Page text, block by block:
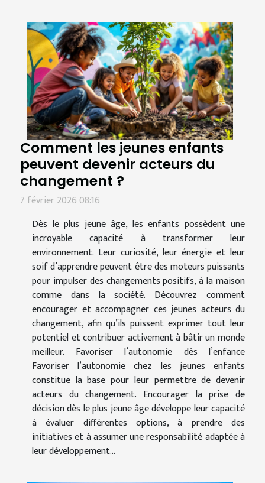
Comment les jeunes enfants
peuvent devenir acteurs du
changement ?
7 février 2026 08:16
Dès le plus jeune âge, les enfants possèdent une
incroyable capacité à transformer leur
environnement. Leur curiosité, leur énergie et leur
soif d’apprendre peuvent être des moteurs puissants
pour impulser des changements positifs, à la maison
comme dans la société. Découvrez comment
encourager et accompagner ces jeunes acteurs du
changement, afin qu’ils puissent exprimer tout leur
potentiel et contribuer activement à bâtir un monde
meilleur. Favoriser l’autonomie dès l’enfance
Favoriser l’autonomie chez les jeunes enfants
constitue la base pour leur permettre de devenir
acteurs du changement. Encourager la prise de
décision dès le plus jeune âge développe leur capacité
à évaluer différentes options, à prendre des
initiatives et à assumer une responsabilité adaptée à
leur développement...